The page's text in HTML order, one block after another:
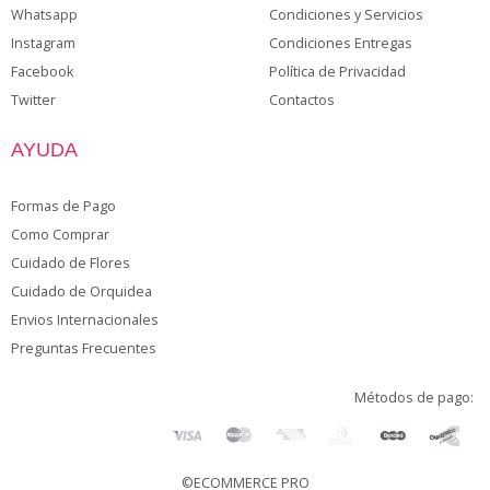
Whatsapp
Instagram
Facebook
Twitter
Condiciones y Servicios
Condiciones Entregas
Política de Privacidad
Contactos
AYUDA
Formas de Pago
Como Comprar
Cuidado de Flores
Cuidado de Orquidea
Envios Internacionales
Preguntas Frecuentes
Métodos de pago:
©ECOMMERCE PRO